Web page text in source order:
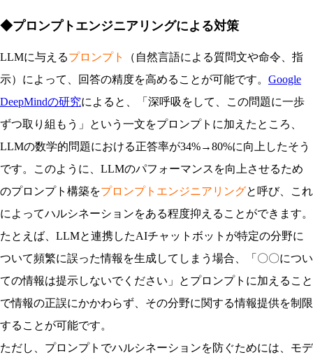
◆プロンプトエンジニアリングによる対策
LLMに与えるプロンプト
（自然言語による質問文や命令、指
示）によって、回答の精度を高めることが可能です。 Google
DeepMindの研究によると、「深呼吸をして、この問題に一歩
ずつ取り組もう」という一文をプロンプトに加えたところ、
LLMの数学的問題における正答率が34%→80%に向上したそう
です。このように、LLMのパフォーマンスを向上させるため
のプロンプト構築をプロンプトエンジニアリングと呼び、これ
によってハルシネーションをある程度抑えることができます。
たとえば、LLMと連携したAIチャットボットが特定の分野に
ついて頻繁に誤った情報を生成してしまう場合、「〇〇につい
ての情報は提示しないでください」とプロンプトに加えること
で情報の正誤にかかわらず、その分野に関する情報提供を制限
することが可能です。
ただし、プロンプトでハルシネーションを防ぐためには、モデ